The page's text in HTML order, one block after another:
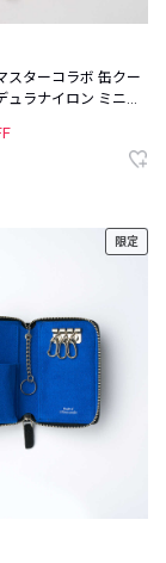
スターコラボ 缶クー
ュラナイロン ミニウ
限定